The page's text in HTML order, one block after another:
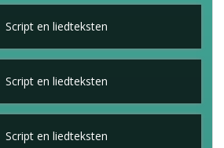
Script en liedteksten
Script en liedteksten
Script en liedteksten